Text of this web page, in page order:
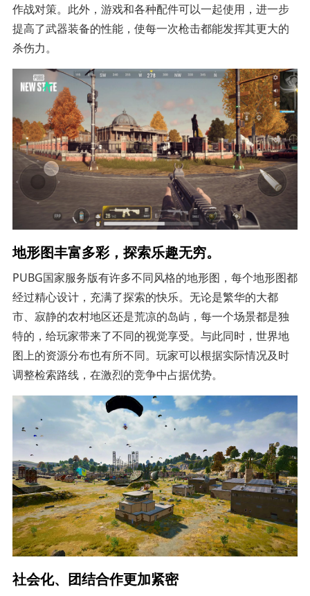
作战对策。此外，游戏和各种配件可以一起使用，进一步
提高了武器装备的性能，使每一次枪击都能发挥其更大的
杀伤力。
地形图丰富多彩，探索乐趣无穷。
PUBG国家服务版有许多不同风格的地形图，每个地形图都
经过精心设计，充满了探索的快乐。无论是繁华的大都
市、寂静的农村地区还是荒凉的岛屿，每一个场景都是独
特的，给玩家带来了不同的视觉享受。与此同时，世界地
图上的资源分布也有所不同。玩家可以根据实际情况及时
调整检索路线，在激烈的竞争中占据优势。
社会化、团结合作更加紧密